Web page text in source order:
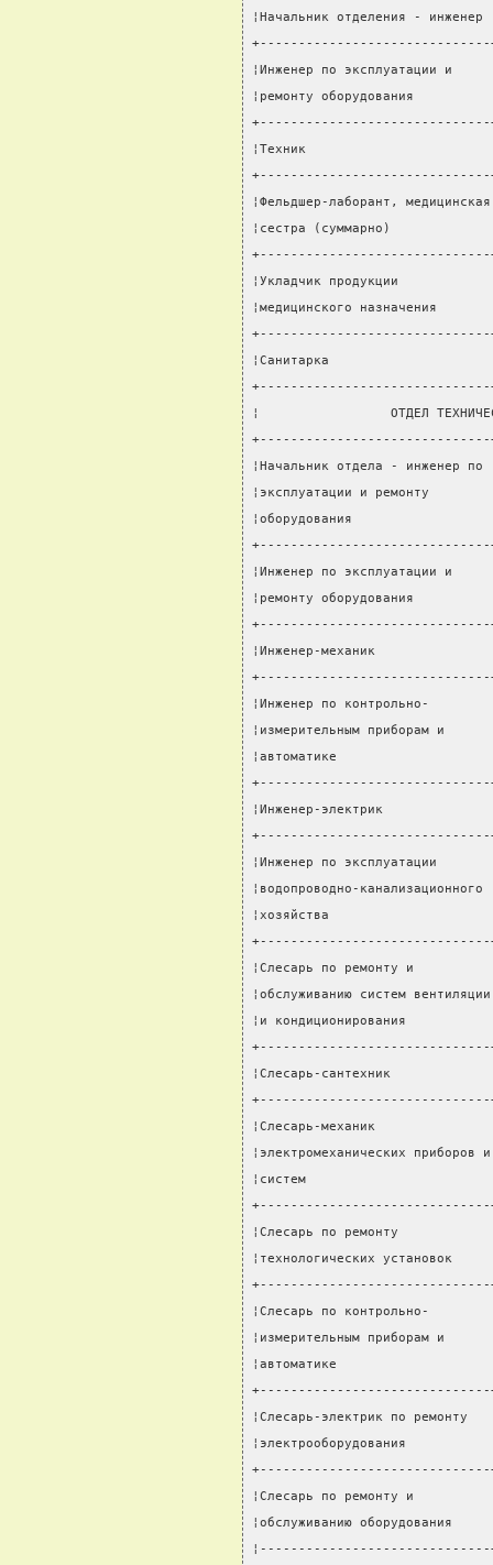
¦Начальник отделения -
+------------------------------
¦Инженер по
¦ремонту
+------------------------------
¦Техник
+------------------------------
¦Фельдшер-лаборант,
¦сестра (суммарно)
+------------------------------
¦Укладчик продукции
¦медицинского
+------------------------------
¦Санитарка
+------------------------------
¦                 ОТДЕЛ
+------------------------------
¦Начальник отдела -
¦эксплуатации и
¦оборудования
+------------------------------
¦Инженер по
¦ремонту
+------------------------------
¦Инженер-механик
+------------------------------
¦Инженер по
¦измерительным
¦автоматике
+------------------------------
¦Инженер-электрик
+------------------------------
¦Инженер по
¦водопроводно-
¦хозяйства
+------------------------------
¦Слесарь по ремонту и
¦обслуживанию систем
¦и кондиционирования
+------------------------------
¦Слесарь-сантехник
+------------------------------
¦Слесарь-механик
¦электромеханических
¦систем
+------------------------------
¦Слесарь по ремонту
¦технологических
+------------------------------
¦Слесарь по
¦измерительным
¦автоматике
+------------------------------
¦Слесарь-электрик по
¦электрооборудования
+------------------------------
¦Слесарь по ремонту и
¦обслуживанию